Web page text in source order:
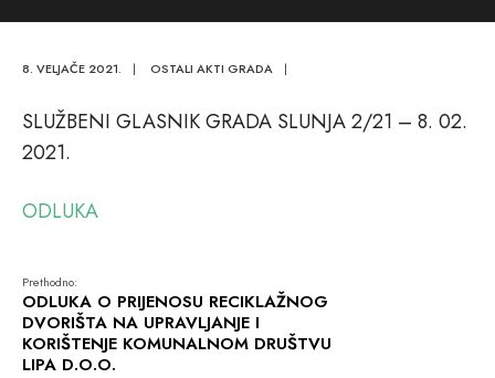
8. VELJAČE 2021. | OSTALI AKTI GRADA |
SLUŽBENI GLASNIK GRADA SLUNJA 2/21 – 8. 02.
2021.
ODLUKA
Prethodno:
ODLUKA O PRIJENOSU RECIKLAŽNOG
DVORIŠTA NA UPRAVLJANJE I
KORIŠTENJE KOMUNALNOM DRUŠTVU
LIPA D.O.O.